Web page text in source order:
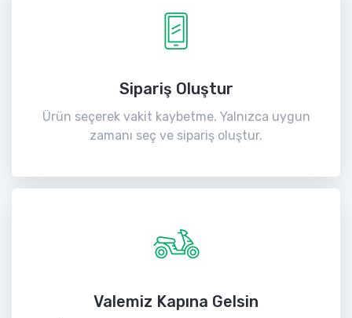
Sipariş Oluştur
Ürün seçerek vakit kaybetme. Yalnızca uygun
zamanı seç ve sipariş oluştur.
Valemiz Kapına Gelsin